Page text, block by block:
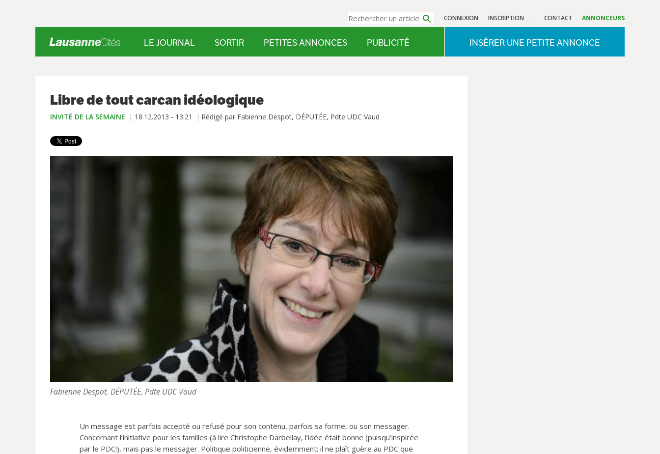
CONTACT ANNONCEURS
CONNEXION INSCRIPTION
LE JOURNAL SORTIR PETITES ANNONCES PUBLICITÉ INSÉRER UNE PETITE ANNONCE
Libre de tout carcan idéologique
INVITÉ DE LA SEMAINE 18.12.2013 - 13:21 Rédigé par Fabienne Despot, DÉPUTÉE, Pdte UDC Vaud
Fabienne Despot, DÉPUTÉE, Pdte UDC Vaud
Un message est parfois accepté ou refusé pour son contenu, parfois sa forme, ou son messager.
Concernant l’initiative pour les familles (à lire Christophe Darbellay, l’idée était bonne (puisqu’inspirée
par le PDC!), mais pas le messager. Politique politicienne, évidemment; il ne plaît guère au PDC que